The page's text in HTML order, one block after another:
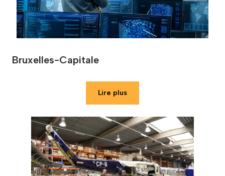
Bruxelles-Capitale
Lire plus